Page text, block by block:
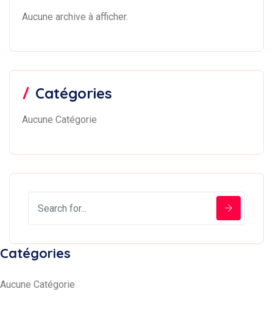
Aucune archive à afficher.
Catégories
Aucune Catégorie
Catégories
Aucune Catégorie